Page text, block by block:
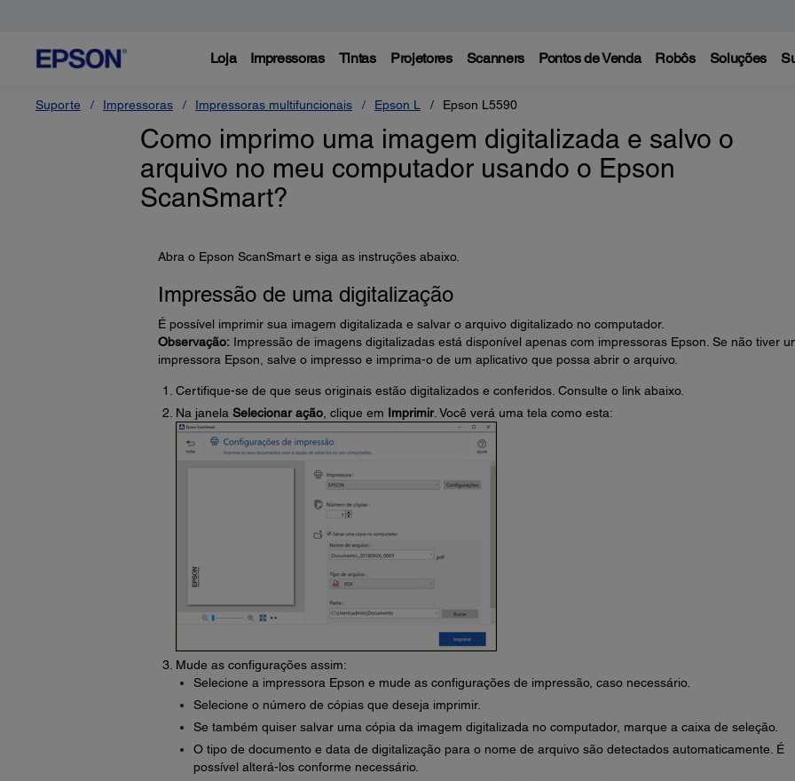
Loja Impressoras Tintas Projetores Scanners Pontos de Venda Robôs Soluções
Suporte Impressoras Impressoras multifuncionais Epson L Epson L5590
Como imprimo uma imagem digitalizada e salvo o
arquivo no meu computador usando o Epson
ScanSmart?
Abra o Epson ScanSmart e siga as instruções abaixo.
Impressão de uma digitalização
É possível imprimir sua imagem digitalizada e salvar o arquivo digitalizado no computador.
Observação:Impressão de imagens digitalizadas está disponível apenas com impressoras Epson. Se não tiver
impressora Epson, salve o impresso e imprima-o de um aplicativo que possa abrir o arquivo.
Certifique-se de que seus originais estão digitalizados e conferidos. Consulte o link abaixo.
Na janela Selecionar ação, clique em Imprimir. Você verá uma tela como esta:
Mude as configurações assim:
Selecione a impressora Epson e mude as configurações de impressão, caso necessário.
Selecione o número de cópias que deseja imprimir.
Se também quiser salvar uma cópia da imagem digitalizada no computador, marque a caixa de seleção.
O tipo de documento e data de digitalização para o nome de arquivo são detectados automaticamente. É
possível alterá-los conforme necessário.